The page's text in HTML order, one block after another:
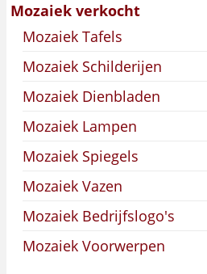
Mozaiek verkocht
Mozaiek Tafels
Mozaiek Schilderijen
Mozaiek Dienbladen
Mozaiek Lampen
Mozaiek Spiegels
Mozaiek Vazen
Mozaiek Bedrijfslogo's
Mozaiek Voorwerpen